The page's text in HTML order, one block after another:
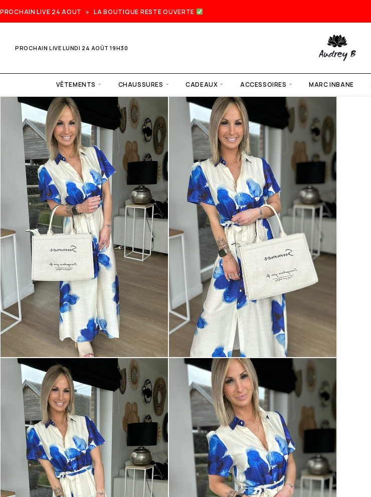
PROCHAIN LIVE 24 AOUT » LA BOUTIQUE RESTE OUVERTE
PROCHAIN LIVE LUNDI 24 AOÛT 19H30
VÊTEMENTS CHAUSSURES CADEAUX ACCESSOIRES MARC INBANE